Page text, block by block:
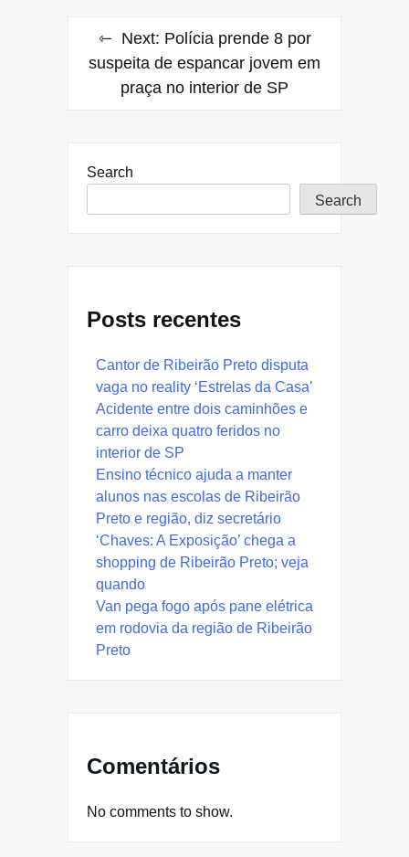
Next: Polícia prende 8 por
suspeita de espancar jovem em
praça no interior de SP
Search
Search
Posts recentes
Cantor de Ribeirão Preto disputa
vaga no reality ‘Estrelas da Casa’
Acidente entre dois caminhões e
carro deixa quatro feridos no
interior de SP
Ensino técnico ajuda a manter
alunos nas escolas de Ribeirão
Preto e região, diz secretário
‘Chaves: A Exposição’ chega a
shopping de Ribeirão Preto; veja
quando
Van pega fogo após pane elétrica
em rodovia da região de Ribeirão
Preto
Comentários
No comments to show.